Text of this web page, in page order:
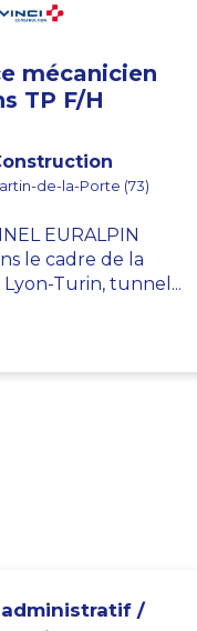
mécanicien
TP F/H
de-la-Porte (73)
EURALPIN
le cadre de la
Turin, tunnel...
/